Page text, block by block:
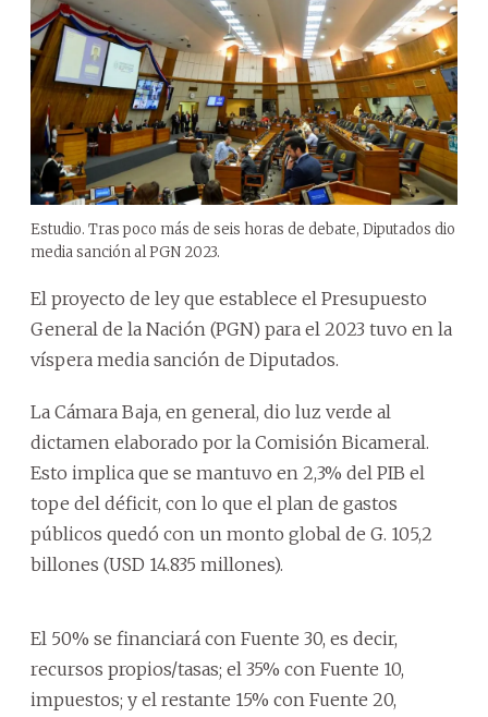
Estudio. Tras poco más de seis horas de debate, Diputados dio
media sanción al PGN 2023.
El proyecto de ley que establece el Presupuesto
General de la Nación (PGN) para el 2023 tuvo en la
víspera media sanción de Diputados.
La Cámara Baja, en general, dio luz verde al
dictamen elaborado por la Comisión Bicameral.
Esto implica que se mantuvo en 2,3% del PIB el
tope del déficit, con lo que el plan de gastos
públicos quedó con un monto global de G. 105,2
billones (USD 14.835 millones).
El 50% se financiará con Fuente 30, es decir,
recursos propios/tasas; el 35% con Fuente 10,
impuestos; y el restante 15% con Fuente 20,